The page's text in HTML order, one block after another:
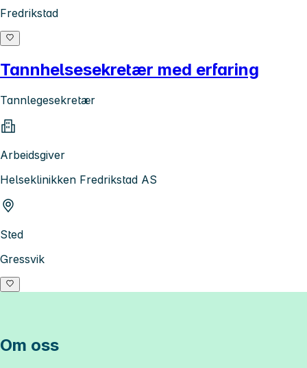
Fredrikstad
Tannhelsesekretær med erfaring
Tannlegesekretær
Arbeidsgiver
Helseklinikken Fredrikstad AS
Sted
Gressvik
Om oss